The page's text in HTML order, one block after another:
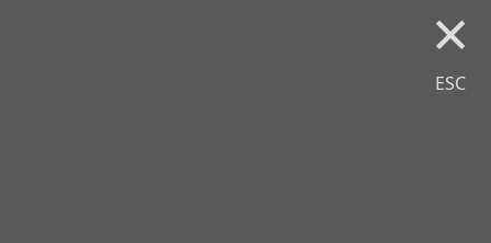
×
ESC